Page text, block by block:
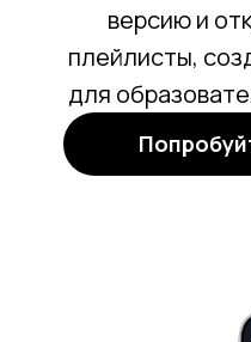
версию и
плейлисты,
для